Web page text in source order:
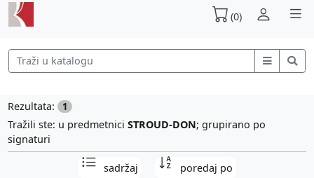
(0)
Rezultata: 1
Tražili ste: u predmetnici STROUD-DON; grupirano po
signaturi
sadržaj poredaj po